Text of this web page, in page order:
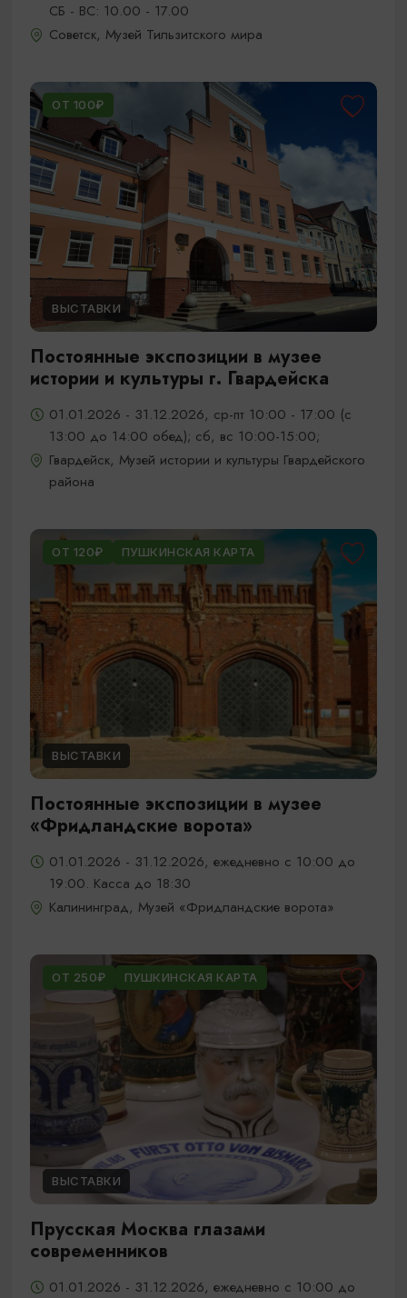
СБ - ВС: 10.00 - 17.00
Советск, Музей Тильзитского мира
ОТ 100₽
ВЫСТАВКИ
Постоянные экспозиции в музее
истории и культуры г. Гвардейска
01.01.2026 - 31.12.2026, ср-пт 10:00 - 17:00 (с
13:00 до 14:00 обед); сб, вс 10:00-15:00;
Гвардейск, Музей истории и культуры Гвардейского
района
ОТ 120₽ ПУШКИНСКАЯ КАРТА
ВЫСТАВКИ
Постоянные экспозиции в музее
«Фридландские ворота»
01.01.2026 - 31.12.2026, ежедневно с 10:00 до
19:00. Касса до 18:30
Калининград, Музей «Фридландские ворота»
ОТ 250₽ ПУШКИНСКАЯ КАРТА
ВЫСТАВКИ
Прусская Москва глазами
современников
01.01.2026 - 31.12.2026, ежедневно с 10:00 до